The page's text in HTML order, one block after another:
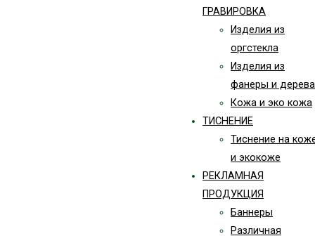
ГРАВИРОВКА
Изделия из
оргстекла
Изделия из
фанеры и дерева
Кожа и эко кожа
ТИСНЕНИЕ
Тиснение на
и экокоже
РЕКЛАМНАЯ
ПРОДУКЦИЯ
Баннеры
Различная